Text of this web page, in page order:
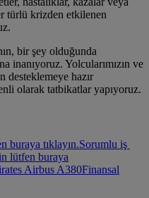
türlü krizden etkilenen
bir şey olduğunda
inanıyoruz. Yolcularımızın ve
desteklemeye hazır
olarak tatbikatlar yapıyoruz.
buraya tıklayın.Sorumlu iş
lütfen buraya
Airbus A380Finansal